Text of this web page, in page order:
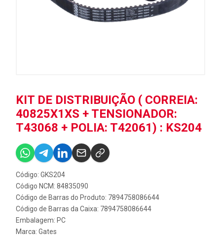
KIT DE DISTRIBUIÇÃO ( CORREIA:
40825X1XS + TENSIONADOR:
T43068 + POLIA: T42061) : KS204
Código: GKS204
Código NCM: 84835090
Código de Barras do Produto: 7894758086644
Código de Barras da Caixa: 7894758086644
Embalagem: PC
Marca: Gates